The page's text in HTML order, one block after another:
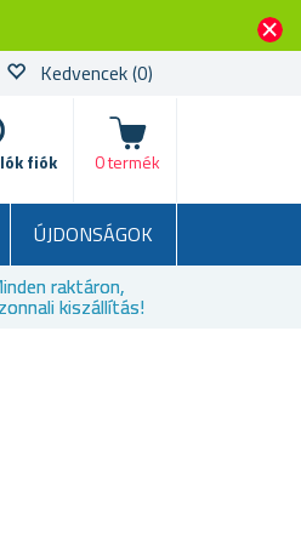
Kedvencek(0)
fiók
kosár
0 termék
ÚJDONSÁGOK
raktáron,
kiszállítás!